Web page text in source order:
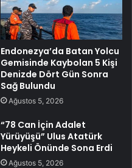
Endonezya’da Batan Yolcu
Gemisinde Kaybolan 5 Kişi
Denizde Dört Gün Sonra
Sağ Bulundu
Ağustos 5, 2026
“78 Can İçin Adalet
Yürüyüşü” Ulus Atatürk
Heykeli Önünde Sona Erdi
Ağustos 5, 2026